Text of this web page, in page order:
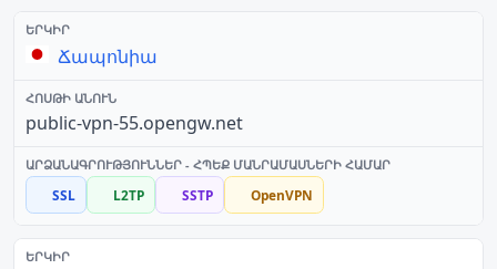
Ճապոնիա
public-vpn-55.opengw.net
SSL L2TP SSTP OpenVPN